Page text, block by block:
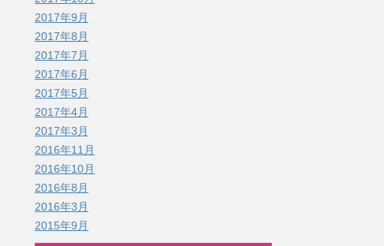
2017年9月
2017年8月
2017年7月
2017年6月
2017年5月
2017年4月
2017年3月
2016年11月
2016年10月
2016年8月
2016年3月
2015年9月